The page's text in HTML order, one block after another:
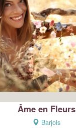
Âme en Fleurs
Barjols